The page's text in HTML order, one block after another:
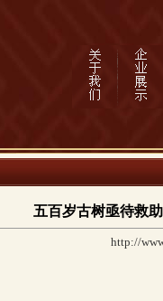
五百岁古树亟待救
http://